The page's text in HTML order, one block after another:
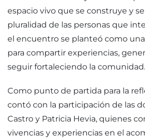
espacio vivo que se construye y
pluralidad de las personas que
el encuentro se planteó como
para compartir experiencias,
seguir fortaleciendo la comunidad.
Como punto de partida para la
contó con la participación de las
Castro y Patricia Hevia, quienes
vivencias y experiencias en el